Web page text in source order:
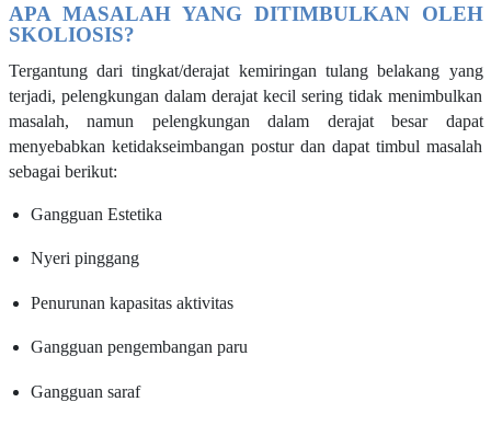
APA MASALAH YANG DITIMBULKAN OLEH
SKOLIOSIS?
Tergantung dari tingkat/derajat kemiringan tulang belakang yang
terjadi, pelengkungan dalam derajat kecil sering tidak menimbulkan
masalah, namun pelengkungan dalam derajat besar dapat
menyebabkan ketidakseimbangan postur dan dapat timbul masalah
sebagai berikut:
Gangguan Estetika
Nyeri pinggang
Penurunan kapasitas aktivitas
Gangguan pengembangan paru
Gangguan saraf